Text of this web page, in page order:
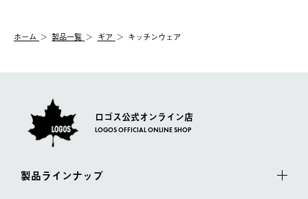
【配送業者】
佐川急便にて配送されます。
一度お手元の商品を返品いただき、ご希望商品を再注文してくだ
ホーム 製品一覧 ギア キッチンウェア
ロゴス公式オンライン店
LOGOS OFFICIAL ONLINE SHOP
製品ラインナップ